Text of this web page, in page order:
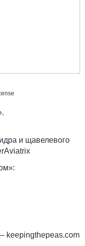
и щавелевого
keepingthepeas.com